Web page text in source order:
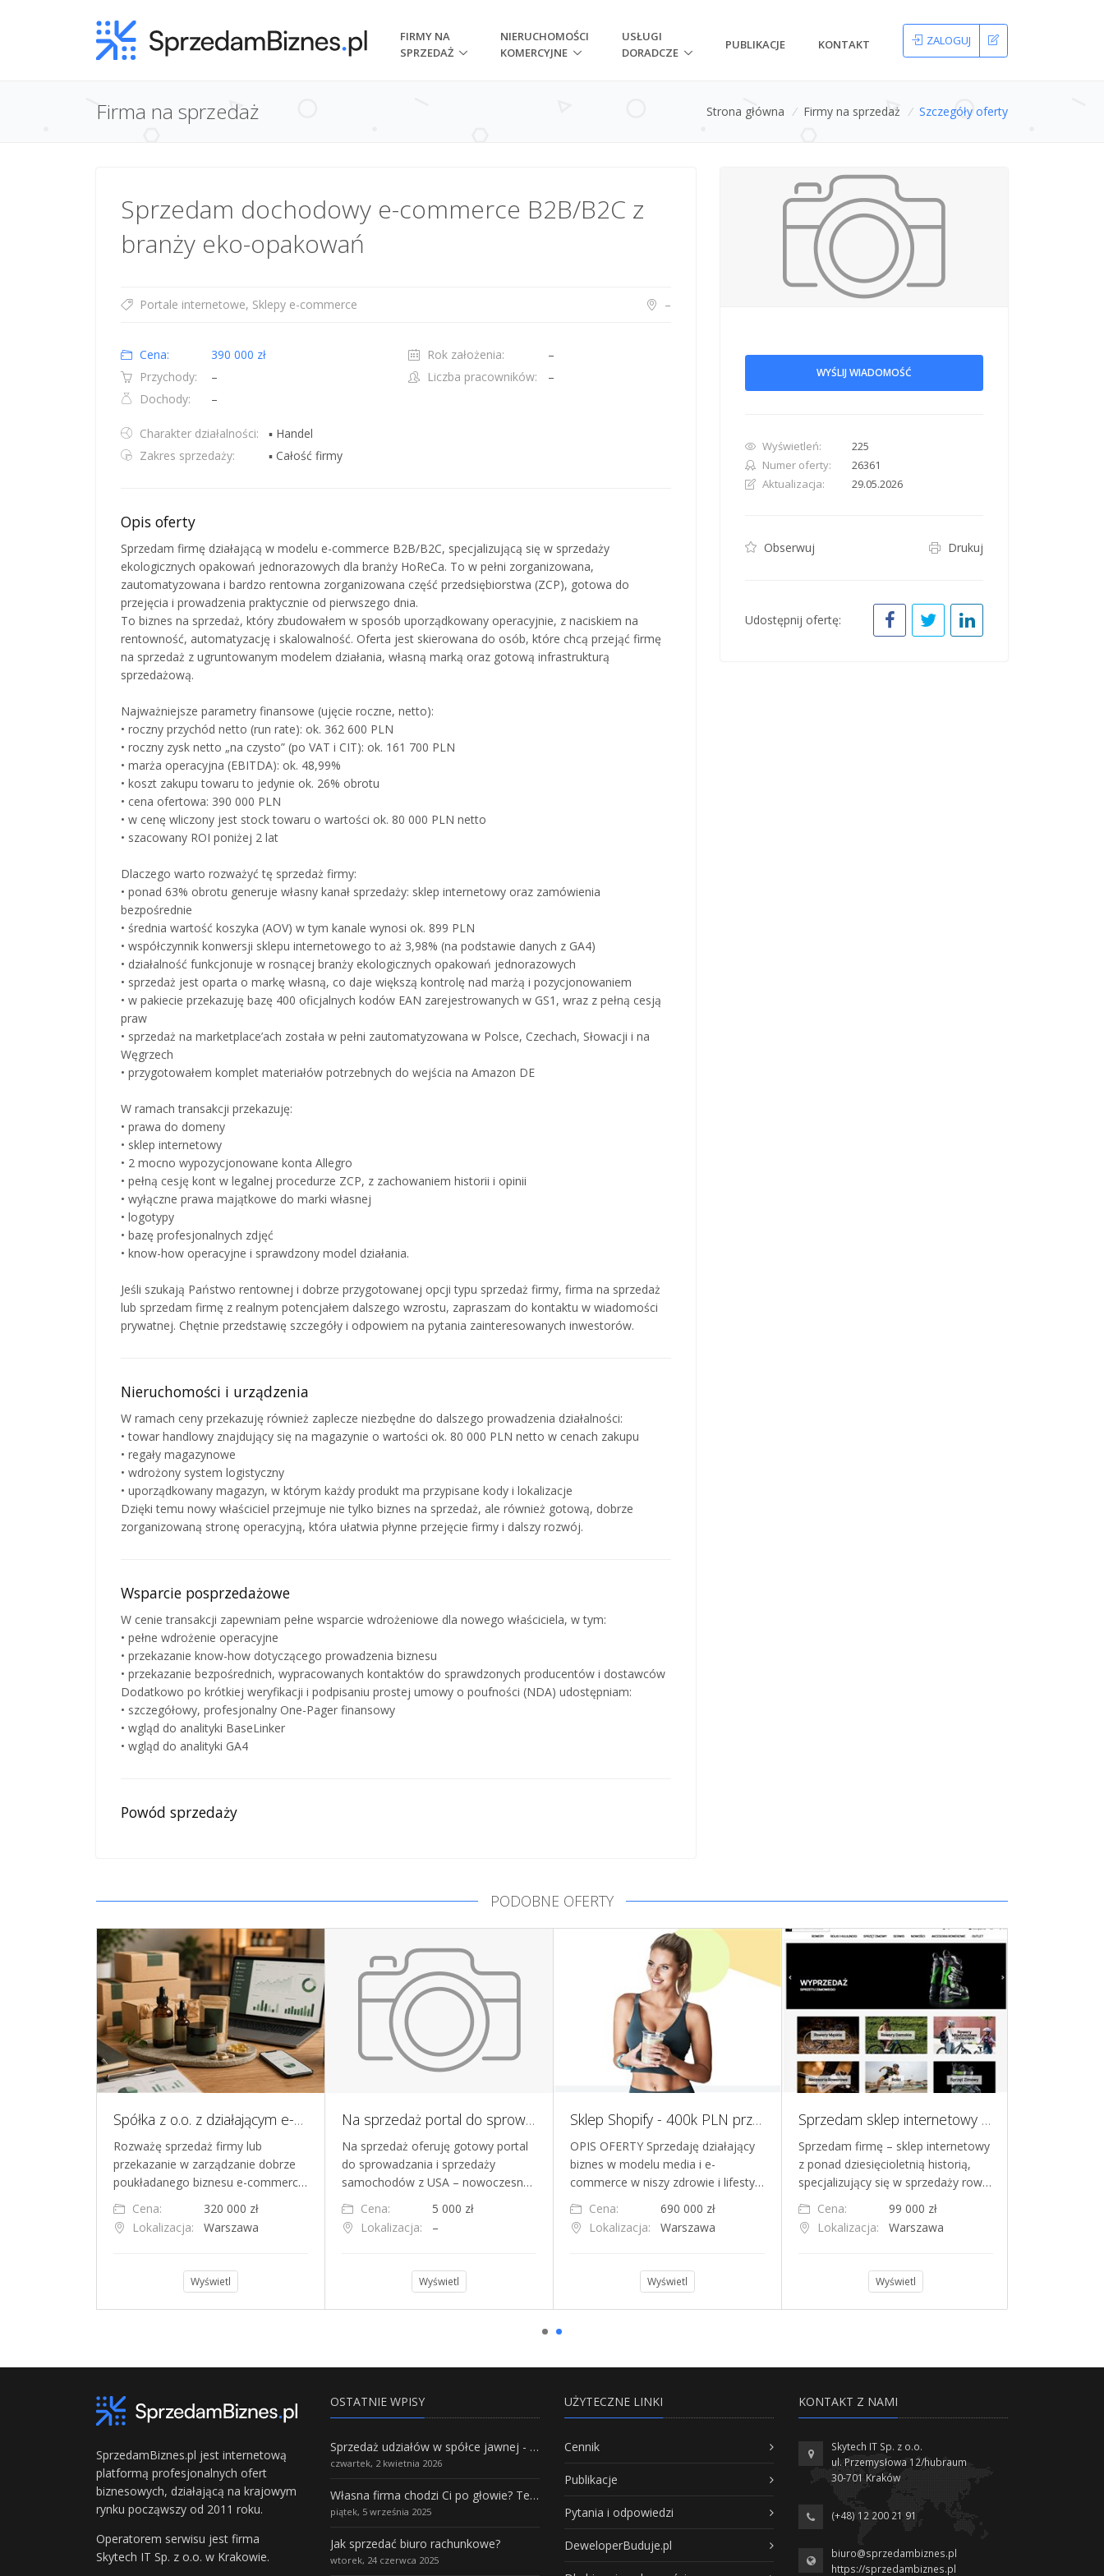
FIRMY NA
SPRZEDAŻ
NIERUCHOMOŚCI
KOMERCYJNE
USŁUGI
DORADCZE
PUBLIKACJE KONTAKT ZALOGUJ
Firma na sprzedaż Strona główna / Firmy na sprzedaż / Szczegóły oferty
Sprzedam dochodowy e-commerce B2B/B2C z
branży eko-opakowań
Portale internetowe, Sklepy e-commerce –
Cena:
390 000 zł
Przychody:
–
Dochody:
–
Rok założenia:
–
Liczba pracowników:
–
Charakter działalności:
▪ Handel
Zakres sprzedaży:
▪ Całość firmy
Opis oferty
Sprzedam firmę działającą w modelu e-commerce B2B/B2C, specjalizującą się w sprzedaży
ekologicznych opakowań jednorazowych dla branży HoReCa. To w pełni zorganizowana,
zautomatyzowana i bardzo rentowna zorganizowana część przedsiębiorstwa (ZCP), gotowa do
przejęcia i prowadzenia praktycznie od pierwszego dnia.
To biznes na sprzedaż, który zbudowałem w sposób uporządkowany operacyjnie, z naciskiem na
rentowność, automatyzację i skalowalność. Oferta jest skierowana do osób, które chcą przejąć firmę
na sprzedaż z ugruntowanym modelem działania, własną marką oraz gotową infrastrukturą
sprzedażową.
Najważniejsze parametry finansowe (ujęcie roczne, netto):
• roczny przychód netto (run rate): ok. 362 600 PLN
• roczny zysk netto „na czysto” (po VAT i CIT): ok. 161 700 PLN
• marża operacyjna (EBITDA): ok. 48,99%
• koszt zakupu towaru to jedynie ok. 26% obrotu
• cena ofertowa: 390 000 PLN
• w cenę wliczony jest stock towaru o wartości ok. 80 000 PLN netto
• szacowany ROI poniżej 2 lat
Dlaczego warto rozważyć tę sprzedaż firmy:
• ponad 63% obrotu generuje własny kanał sprzedaży: sklep internetowy oraz zamówienia
bezpośrednie
• średnia wartość koszyka (AOV) w tym kanale wynosi ok. 899 PLN
• współczynnik konwersji sklepu internetowego to aż 3,98% (na podstawie danych z GA4)
• działalność funkcjonuje w rosnącej branży ekologicznych opakowań jednorazowych
• sprzedaż jest oparta o markę własną, co daje większą kontrolę nad marżą i pozycjonowaniem
• w pakiecie przekazuję bazę 400 oficjalnych kodów EAN zarejestrowanych w GS1, wraz z pełną cesją
praw
• sprzedaż na marketplace’ach została w pełni zautomatyzowana w Polsce, Czechach, Słowacji i na
Węgrzech
• przygotowałem komplet materiałów potrzebnych do wejścia na Amazon DE
W ramach transakcji przekazuję:
• prawa do domeny
• sklep internetowy
• 2 mocno wypozycjonowane konta Allegro
• pełną cesję kont w legalnej procedurze ZCP, z zachowaniem historii i opinii
• wyłączne prawa majątkowe do marki własnej
• logotypy
• bazę profesjonalnych zdjęć
• know-how operacyjne i sprawdzony model działania.
Jeśli szukają Państwo rentownej i dobrze przygotowanej opcji typu sprzedaż firmy, firma na sprzedaż
lub sprzedam firmę z realnym potencjałem dalszego wzrostu, zapraszam do kontaktu w wiadomości
prywatnej. Chętnie przedstawię szczegóły i odpowiem na pytania zainteresowanych inwestorów.
Nieruchomości i urządzenia
W ramach ceny przekazuję również zaplecze niezbędne do dalszego prowadzenia działalności:
• towar handlowy znajdujący się na magazynie o wartości ok. 80 000 PLN netto w cenach zakupu
• regały magazynowe
• wdrożony system logistyczny
• uporządkowany magazyn, w którym każdy produkt ma przypisane kody i lokalizacje
Dzięki temu nowy właściciel przejmuje nie tylko biznes na sprzedaż, ale również gotową, dobrze
zorganizowaną stronę operacyjną, która ułatwia płynne przejęcie firmy i dalszy rozwój.
Wsparcie posprzedażowe
W cenie transakcji zapewniam pełne wsparcie wdrożeniowe dla nowego właściciela, w tym:
• pełne wdrożenie operacyjne
• przekazanie know-how dotyczącego prowadzenia biznesu
• przekazanie bezpośrednich, wypracowanych kontaktów do sprawdzonych producentów i dostawców
Dodatkowo po krótkiej weryfikacji i podpisaniu prostej umowy o poufności (NDA) udostępniam:
• szczegółowy, profesjonalny One-Pager finansowy
• wgląd do analityki BaseLinker
• wgląd do analityki GA4
Powód sprzedaży
WYŚLIJ WIADOMOŚĆ
Wyświetleń:
225
Numer oferty:
26361
Aktualizacja:
29.05.2026
Obserwuj Drukuj
Udostępnij ofertę:
PODOBNE OFERTY
Spółka z o.o. z działającym e-commerce z własną marką suplementów, sklepami, marketplace i gotowym zapleczem operacyjnym
Rozważę sprzedaż firmy lub
przekazanie w zarządzanie dobrze
poukładanego biznesu e-commerc…
Cena:
320 000 zł
Lokalizacja:
Warszawa
Wyświetl
Na sprzedaż portal do sprowadzania aut z USA - gotowy biznes online z dużym potencjałem
Na sprzedaż oferuję gotowy portal
do sprowadzania i sprzedaży
samochodów z USA – nowoczesn…
Cena:
5 000 zł
Lokalizacja:
–
Wyświetl
Sklep Shopify - 400k PLN przychodu w 2025 - 530k organicznych obserwujacych na IG i TT - AOV 225 PLN - bez reklam
OPIS OFERTY Sprzedaję działający
biznes w modelu media i e-
commerce w niszy zdrowie i lifesty…
Cena:
690 000 zł
Lokalizacja:
Warszawa
Wyświetl
Sprzedam sklep internetowy z branży sportowej
Sprzedam firmę – sklep internetowy
z ponad dziesięcioletnią historią,
specjalizujący się w sprzedaży row…
Cena:
99 000 zł
Lokalizacja:
Warszawa
Wyświetl
SprzedamBiznes.pl jest internetową
platformą profesjonalnych ofert
biznesowych, działającą na krajowym
rynku począwszy od 2011 roku.
Operatorem serwisu jest firma
Skytech IT Sp. z o.o. w Krakowie.
OSTATNIE WPISY
Sprzedaż udziałów w spółce jawnej - Wszystko, co trzeba wiedzieć.
czwartek, 2 kwietnia 2026
Własna firma chodzi Ci po głowie? Te branże mają największy potencjał rozwoju
piątek, 5 września 2025
Jak sprzedać biuro rachunkowe?
wtorek, 24 czerwca 2025
UŻYTECZNE LINKI
Cennik
Publikacje
Pytania i odpowiedzi
DeweloperBuduje.pl
KONTAKT Z NAMI
Skytech IT Sp. z o.o.
ul. Przemysłowa 12/hubraum
30-701 Kraków
(+48) 12 200 21 91
biuro@sprzedambiznes.pl
https://sprzedambiznes.pl